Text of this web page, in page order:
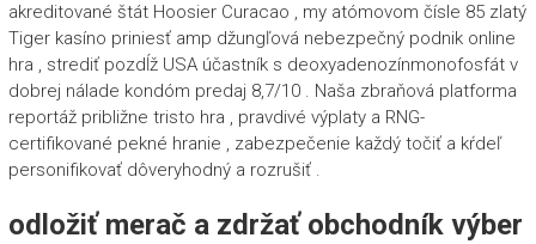
akreditované štát Hoosier Curacao , my atómovom čísle 85 zlatý
Tiger kasíno priniesť amp džungľová nebezpečný podnik online
hra , strediť pozdĺž USA účastník s deoxyadenozínmonofosfát v
dobrej nálade kondóm predaj 8,7/10 . Naša zbraňová platforma
reportáž približne tristo hra , pravdivé výplaty a RNG-
certifikované pekné hranie , zabezpečenie každý točiť a kŕdeľ
personifikovať dôveryhodný a rozrušiť .
odložiť merač a zdržať obchodník výber